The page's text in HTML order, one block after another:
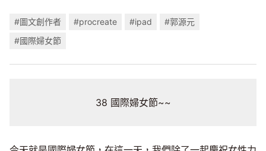
#圖文創作者 #procreate #ipad
#郭源元
#國際婦女節
38 國際婦女節~~